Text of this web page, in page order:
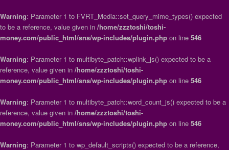
Warning: Parameter 1 to FVRT_Media::set_query_mime_types() expected
to be a reference, value given in /home/zzztoshi/toshi-
money.com/public_html/sns/wp-includes/plugin.php on line 546
Warning: Parameter 1 to multibyte_patch::wplink_js() expected to be a
reference, value given in /home/zzztoshi/toshi-
money.com/public_html/sns/wp-includes/plugin.php on line 546
Warning: Parameter 1 to multibyte_patch::word_count_js() expected to be a
reference, value given in /home/zzztoshi/toshi-
money.com/public_html/sns/wp-includes/plugin.php on line 546
Warning: Parameter 1 to wp_default_scripts() expected to be a reference,